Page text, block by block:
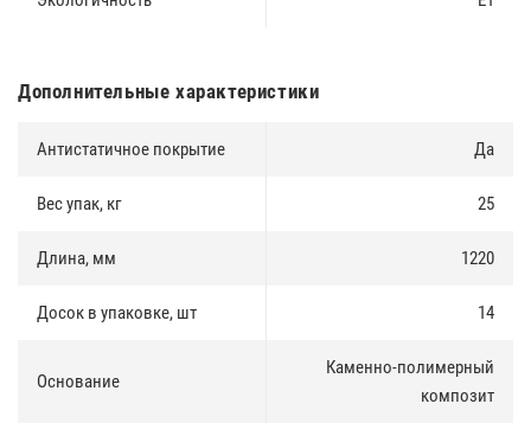
Дополнительные характеристики
Антистатичное покрытие Да
Вес упак, кг 25
Длина, мм 1220
Досок в упаковке, шт 14
Основание
Каменно-полимерный
композит